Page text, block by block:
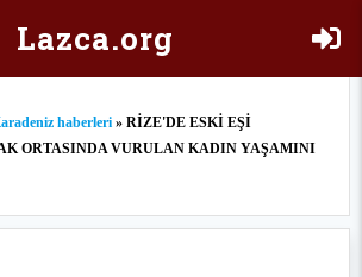
Lazca.org
haberleri » RİZE'DE ESKİ EŞİ
ORTASINDA VURULAN KADIN YAŞAMINI